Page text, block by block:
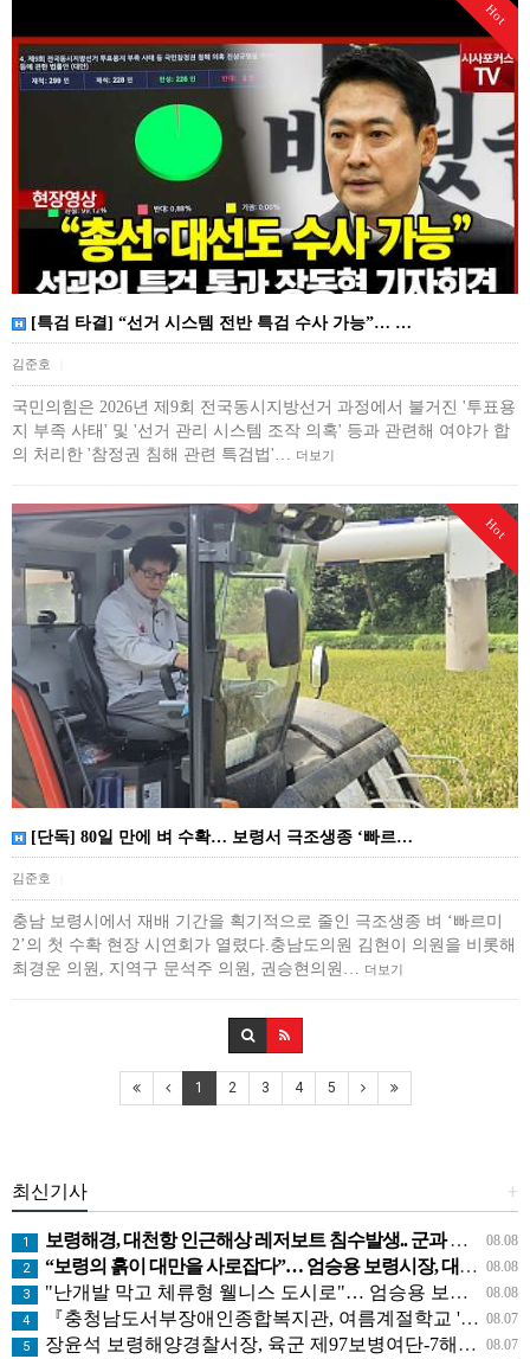
Hot
[특검 타결] “선거 시스템 전반 특검 수사 가능”… …
김준호
국민의힘은 2026년 제9회 전국동시지방선거 과정에서 불거진 '투표용
지 부족 사태' 및 '선거 관리 시스템 조작 의혹' 등과 관련해 여야가 합
의 처리한 '참정권 침해 관련 특검법'… 더보기
Hot
[단독] 80일 만에 벼 수확… 보령서 극조생종 ‘빠르…
김준호
충남 보령시에서 재배 기간을 획기적으로 줄인 극조생종 벼 ‘빠르미
2’의 첫 수확 현장 시연회가 열렸다.충남도의원 김현이 의원을 비롯해
최경운 의원, 지역구 문석주 의원, 권승현의원… 더보기
1 2 3 4 5
+
최신기사
08.08
1 보령해경, 대천항 인근해상 레저보트 침수발생.. 군과 공조로 전원구조
08.08
2 “보령의 흙이 대만을 사로잡다”… 엄승용 보령시장, 대만 톱 유튜버들과 머드 외교
08.08
3 "난개발 막고 체류형 웰니스 도시로"… 엄승용 보령시장, 청라면 찾아 첫 '주민 대화'
08.07
4 『충청남도서부장애인종합복지관, 여름계절학교 '신나는 여름탐험대' 성료』
08.07
5 장윤석 보령해양경찰서장, 육군 제97보병여단-7해안감시대대 방문… 밀입국 차단 공조 강화